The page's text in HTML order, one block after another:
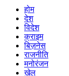
होम
देश
विदेश
क्राइम
बिज़नेस
राजनीति
मनोरंजन
खेल